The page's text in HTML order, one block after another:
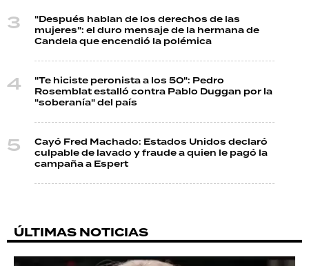
"Después hablan de los derechos de las
mujeres": el duro mensaje de la hermana de
Candela que encendió la polémica
"Te hiciste peronista a los 50": Pedro
Rosemblat estalló contra Pablo Duggan por la
"soberanía" del país
Cayó Fred Machado: Estados Unidos declaró
culpable de lavado y fraude a quien le pagó la
campaña a Espert
ÚLTIMAS NOTICIAS